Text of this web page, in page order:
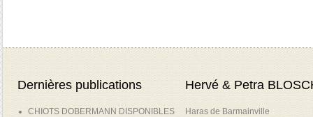
Dernières publications
CHIOTS DOBERMANN DISPONIBLES
Hervé & Petra
Haras de Barmainville